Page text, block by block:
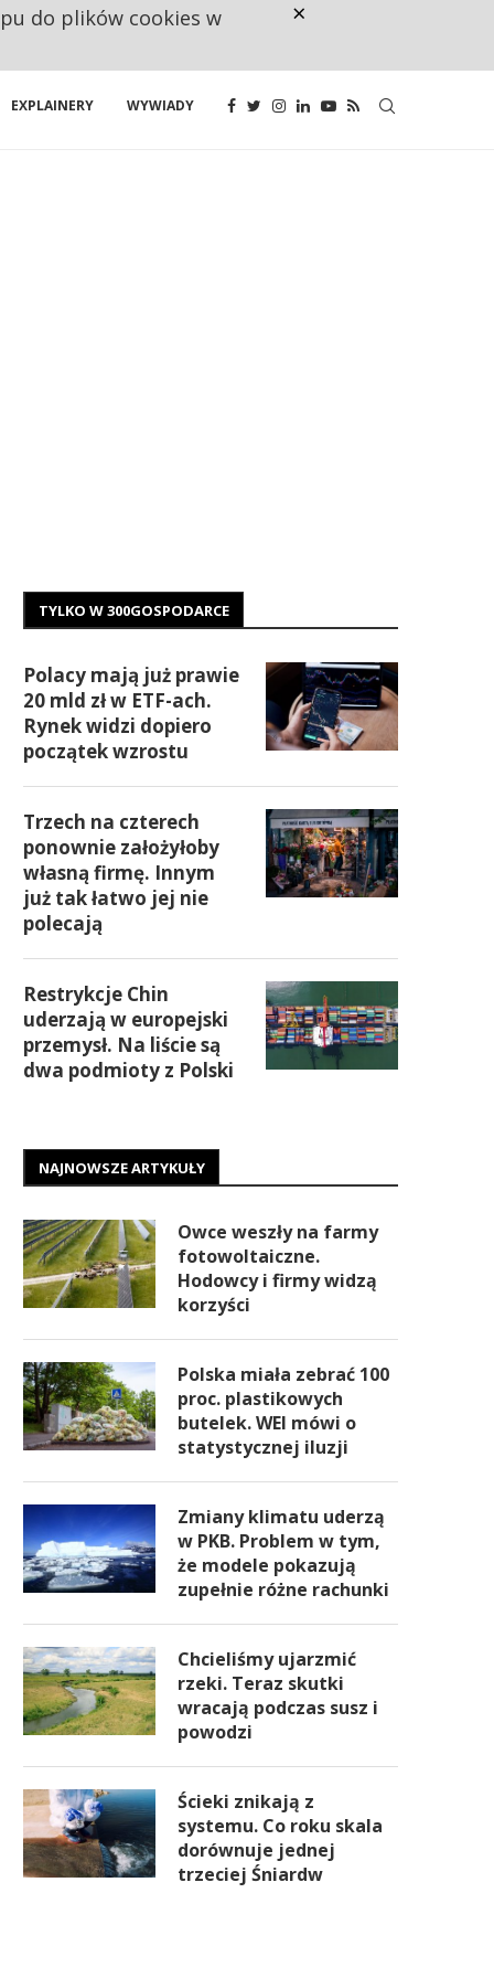
EXPLAINERY WYWIADY
TYLKO W 300GOSPODARCE
Polacy mają już prawie
20 mld zł w ETF-ach.
Rynek widzi dopiero
początek wzrostu
Trzech na czterech
ponownie założyłoby
własną firmę. Innym
już tak łatwo jej nie
polecają
Restrykcje Chin
uderzają w europejski
przemysł. Na liście są
dwa podmioty z Polski
NAJNOWSZE ARTYKUŁY
Owce weszły na farmy
fotowoltaiczne.
Hodowcy i firmy widzą
korzyści
Polska miała zebrać 100
proc. plastikowych
butelek. WEI mówi o
statystycznej iluzji
Zmiany klimatu uderzą
w PKB. Problem w tym,
że modele pokazują
zupełnie różne rachunki
Chcieliśmy ujarzmić
rzeki. Teraz skutki
wracają podczas susz i
powodzi
Ścieki znikają z
systemu. Co roku skala
dorównuje jednej
trzeciej Śniardw
do plików cookies w ×